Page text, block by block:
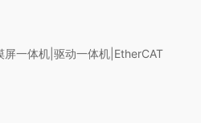
屏一体机|驱动一体机|EtherCAT